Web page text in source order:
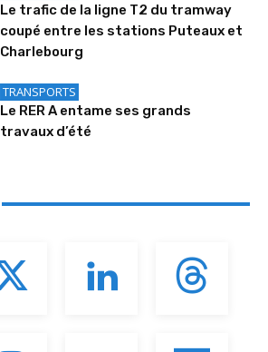
Le trafic de la ligne T2 du tramway
coupé entre les stations Puteaux et
Charlebourg
TRANSPORTS
Le RER A entame ses grands
travaux d’été